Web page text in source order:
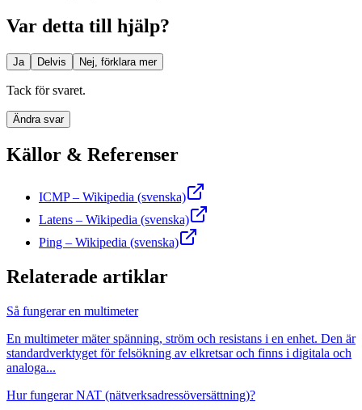
Var detta till hjälp?
Ja Delvis Nej, förklara mer
Tack för svaret.
Ändra svar
Källor & Referenser
ICMP – Wikipedia (svenska)
Latens – Wikipedia (svenska)
Ping – Wikipedia (svenska)
Relaterade artiklar
Så fungerar en multimeter
En multimeter mäter spänning, ström och resistans i en enhet. Den är
standardverktyget för felsökning av elkretsar och finns i digitala och
analoga...
Hur fungerar NAT (nätverksadressöversättning)?